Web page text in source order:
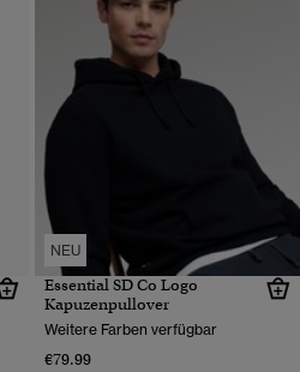
NEU
Essential SD Co Logo
Kapuzenpullover
Weitere Farben verfügbar
€79.99